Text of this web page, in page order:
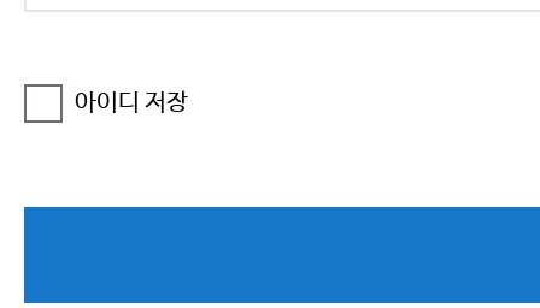
아이디 저장